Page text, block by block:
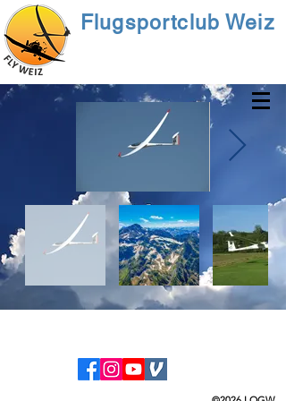
Flugsportclub Weiz